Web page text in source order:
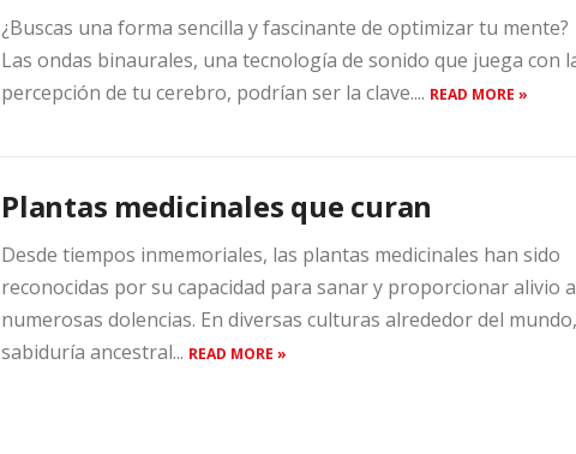
¿Buscas una forma sencilla y fascinante de optimizar tu mente?
Las ondas binaurales, una tecnología de sonido que juega con
percepción de tu cerebro, podrían ser la clave.... READ MORE »
Plantas medicinales que curan
Desde tiempos inmemoriales, las plantas medicinales han sido
reconocidas por su capacidad para sanar y proporcionar alivio a
numerosas dolencias. En diversas culturas alrededor del
sabiduría ancestral... READ MORE »